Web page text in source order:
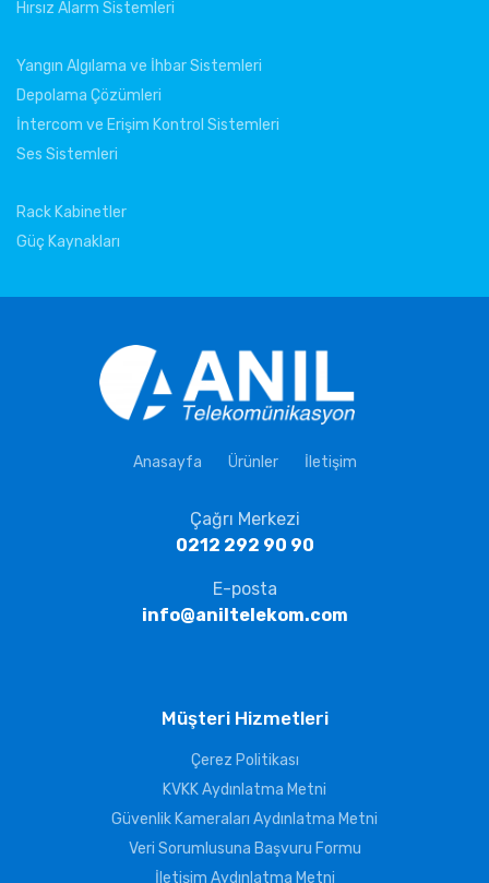
Hırsız Alarm Sistemleri
Yangın Algılama ve İhbar Sistemleri
Depolama Çözümleri
İntercom ve Erişim Kontrol Sistemleri
Ses Sistemleri
Rack Kabinetler
Güç Kaynakları
Anasayfa Ürünler İletişim
Çağrı Merkezi
0212 292 90 90
E-posta
info@aniltelekom.com
Müşteri Hizmetleri
Çerez Politikası
KVKK Aydınlatma Metni
Güvenlik Kameraları Aydınlatma Metni
Veri Sorumlusuna Başvuru Formu
İletişim Aydınlatma Metni